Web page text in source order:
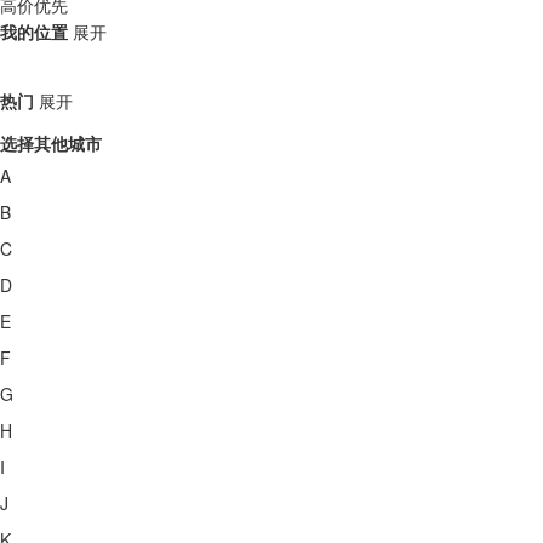
我的位置 展开
热门 展开
选择其他城市
A
B
C
D
E
F
G
H
I
J